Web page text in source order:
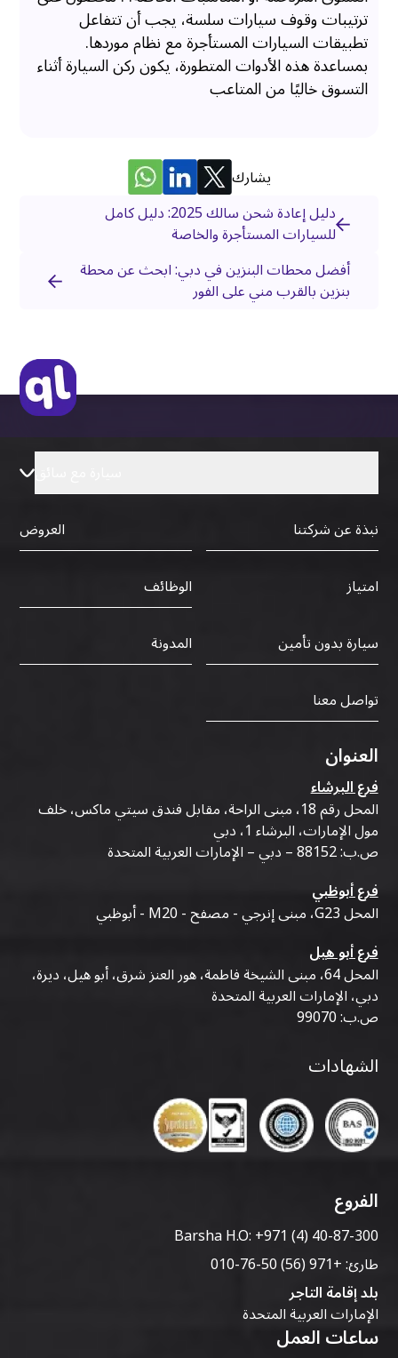
ترتيبات وقوف سيارات سلسة، يجب أن تتفاعل
تطبيقات السيارات المستأجرة مع نظام موردها.
بمساعدة هذه الأدوات المتطورة، يكون ركن السيارة أثناء
التسوق خاليًا من المتاعب
يشارك
دليل إعادة شحن سالك 2025: دليل كامل
للسيارات المستأجرة والخاصة
أفضل محطات البنزين في دبي: ابحث عن محطة
بنزين بالقرب مني على الفور
نبذة عن شركتنا
العروض
امتياز
الوظائف
سيارة بدون تأمين
المدونة
تواصل معنا
العنوان
فرع البرشاء
المحل رقم 18، مبنى الراحة، مقابل فندق سيتي ماكس، خلف
مول الإمارات، البرشاء 1، دبي
ص.ب: 88152 – دبي – الإمارات العربية المتحدة
فرع أبوظبي
المحل G23، مبنى إنرجي - مصفح - M20 - أبوظبي
فرع أبو هيل
المحل 64، مبنى الشيخة فاطمة، هور العنز شرق، أبو هيل، ديرة،
دبي، الإمارات العربية المتحدة
ص.ب: 99070
الشهادات
الفروع
Barsha H.O:+971 (4) 40-87-300
طارئ:+971 (56) 50-76-010
بلد إقامة التاجر
الإمارات العربية المتحدة
ساعات العمل